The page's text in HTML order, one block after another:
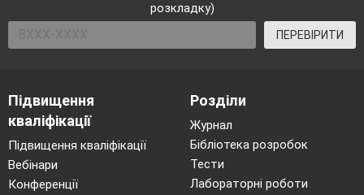
розкладку)
ПЕРЕВІРИТИ
Підвищення
кваліфікації
Підвищення кваліфікації
Вебінари
Конференції
Розділи
Журнал
Бібліотека розробок
Тести
Лабораторні роботи